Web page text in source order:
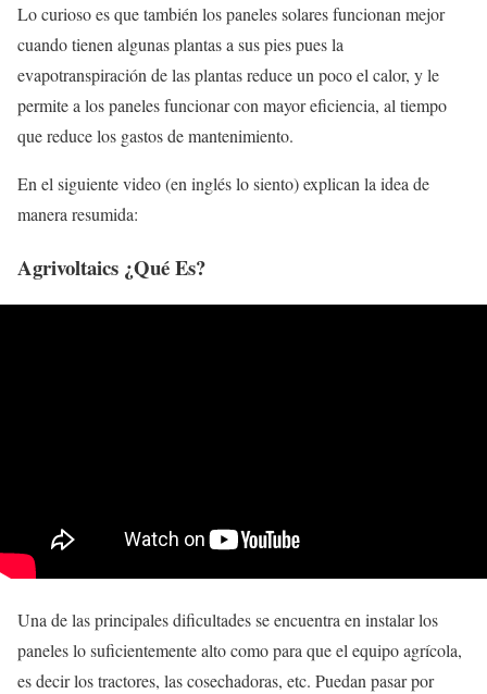
Lo curioso es que también los paneles solares funcionan mejor
cuando tienen algunas plantas a sus pies pues la
evapotranspiración de las plantas reduce un poco el calor, y le
permite a los paneles funcionar con mayor eficiencia, al tiempo
que reduce los gastos de mantenimiento.
En el siguiente video (en inglés lo siento) explican la idea de
manera resumida:
Agrivoltaics ¿Qué Es?
Una de las principales dificultades se encuentra en instalar los
paneles lo suficientemente alto como para que el equipo agrícola,
es decir los tractores, las cosechadoras, etc. Puedan pasar por